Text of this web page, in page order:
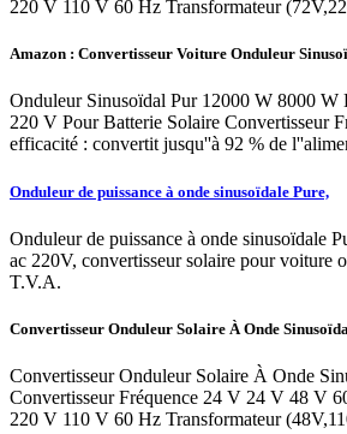
220 V 110 V 60 Hz Transformateur
Amazon : Convertisseur Voiture Onduleur
Onduleur Sinusoïdal Pur 12000 W 8000
220 V Pour Batterie Solaire Convertisseur
efficacité : convertit jusqu''à 92 % de
Onduleur de puissance à onde sinusoïdale Pure,
Onduleur de puissance à onde sinusoïdale
ac 220V, convertisseur solaire pour voiture
T.V.A.
Convertisseur Onduleur Solaire À Onde
Convertisseur Onduleur Solaire À Onde
Convertisseur Fréquence 24 V 24 V 48 V
220 V 110 V 60 Hz Transformateur